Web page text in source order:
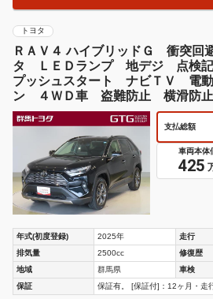
トヨタ
ＲＡＶ４ ハイブリッドＧ 衝突回
タ ＬＥＤランプ 地デジ 点検記
プッシュスタート ナビＴＶ 電
ン ４ＷＤ車 盗難防止 横滑防
Ｗ ＡＢＳ パワステ
支払総額
車両本体
425
年式(初度登録) 2025年 走行
排気量
2500cc 修復歴
地域
群馬県 車検
保証
保証有。 [保証付]：12ヶ月・走